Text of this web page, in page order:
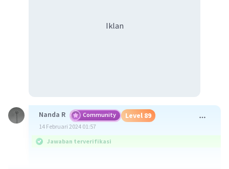
Iklan
Nanda R Community Level 89
14 Februari 2024 01:57
Jawaban terverifikasi